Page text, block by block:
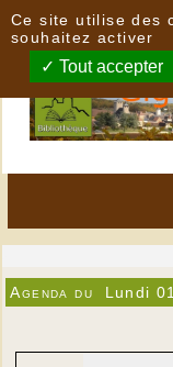
Agenda du Lundi
Ce site utilise des
souhaitez activer
Tout accepter